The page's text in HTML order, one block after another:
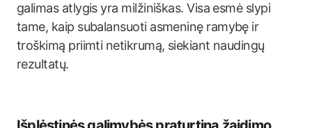
galimas atlygis yra milžiniškas. Visa esmė slypi
tame, kaip subalansuoti asmeninę ramybę ir
troškimą priimti netikrumą, siekiant naudingų
rezultatų.